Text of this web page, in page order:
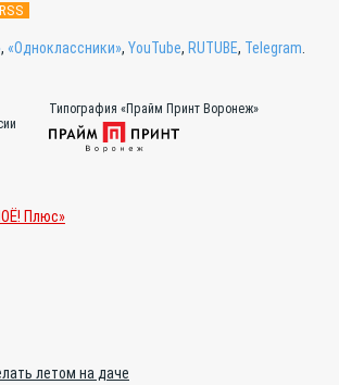
RSS
, «Одноклассники», YouTube, RUTUBE, Telegram
Типография «Прайм Принт Воронеж»
Плюс»
летом на даче